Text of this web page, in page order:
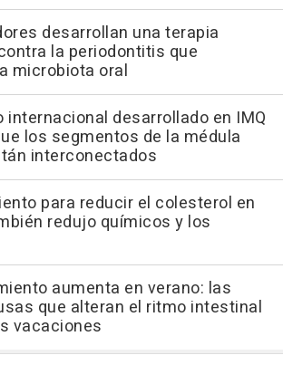
desarrollan una terapia
la periodontitis que
microbiota oral
internacional desarrollado en IMQ
los segmentos de la médula
interconectados
para reducir el colesterol en
redujo químicos y los
aumenta en verano: las
que alteran el ritmo intestinal
vacaciones